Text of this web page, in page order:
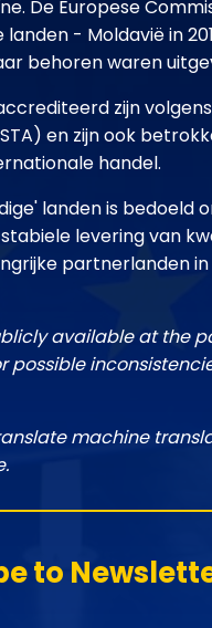
De Europese
- Moldavië in
behoren waren
zijn
en zijn ook
handel.
landen is bedoeld
levering van
partnerlanden
available at the
possible
machine
to